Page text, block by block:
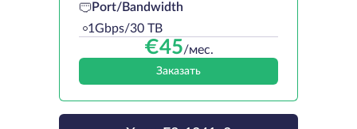
Port/Bandwidth
1Gbps/30 TB
€45/мес.
Заказать